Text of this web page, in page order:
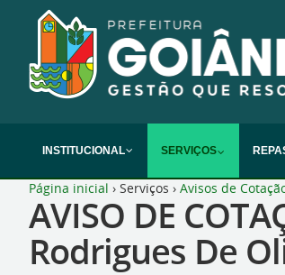
INSTITUCIONAL SERVIÇOS
Página inicial › Serviços › Avisos de
AVISO DE
Rodrigues De